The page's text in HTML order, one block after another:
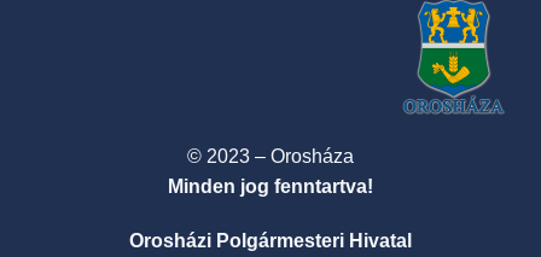
© 2023 – Orosháza
Minden jog fenntartva!
Orosházi Polgármesteri Hivatal